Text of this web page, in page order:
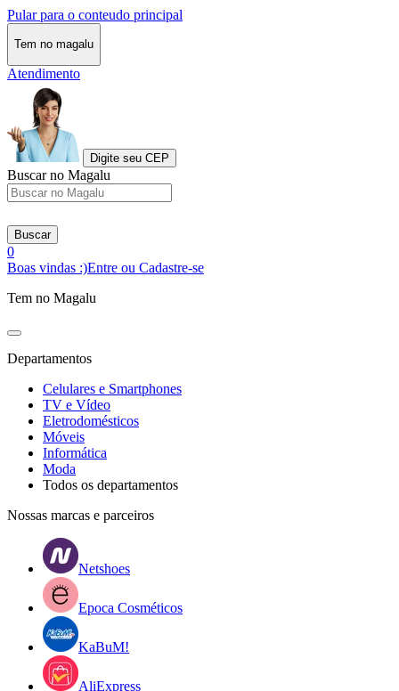
Pular para o conteudo principal
Tem no magalu
Atendimento
Digite seu CEP
Buscar no Magalu
Buscar
0
Boas vindas :)Entre ou Cadastre-se
Tem no Magalu
Departamentos
Celulares e Smartphones
TV e Vídeo
Eletrodomésticos
Móveis
Informática
Moda
Todos os departamentos
Nossas marcas e parceiros
Netshoes
Epoca Cosméticos
KaBuM!
AliExpress